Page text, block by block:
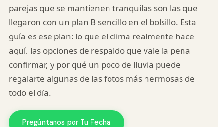
parejas que se mantienen tranquilas son las que
llegaron con un plan B sencillo en el bolsillo. Esta
guía es ese plan: lo que el clima realmente hace
aquí, las opciones de respaldo que vale la pena
confirmar, y por qué un poco de lluvia puede
regalarte algunas de las fotos más hermosas de
todo el día.
Pregúntanos por Tu Fecha